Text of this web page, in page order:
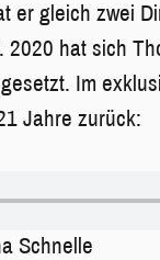
er gleich zwei
hat sich
Im
Jahre zurück:
Schnelle